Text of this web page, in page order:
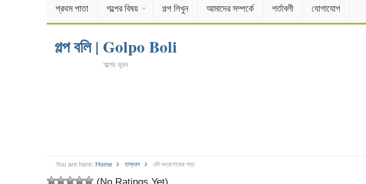
প্রথম পাতা গল্পের বিষয় গল্প লিখুন আমাদের সম্পর্কে শর্তাবলী যোগাযোগ
গল্প বলি | Golpo Boli
গল্পের ভুবন
You are here: Home হাস্যরস এটা ভদ্রলোকের পাড়া
(No Ratings Yet)